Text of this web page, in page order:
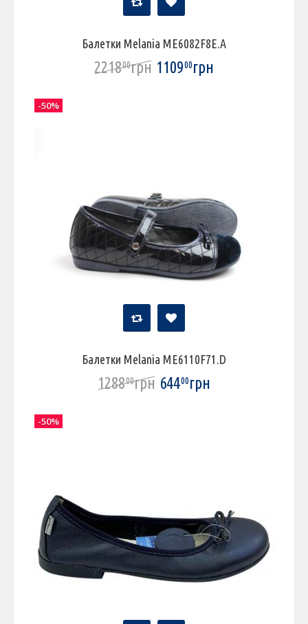
Балетки Melania ME6082F8E.A
221800грн 110900грн
Балетки Melania ME6110F71.D
128800грн 64400грн
-50%
-50%